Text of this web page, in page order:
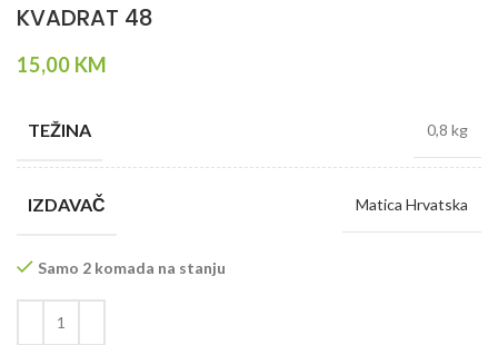
KVADRAT 48
15,00 KM
TEŽINA 0,8 kg
IZDAVAČ Matica Hrvatska
Samo 2 komada na stanju